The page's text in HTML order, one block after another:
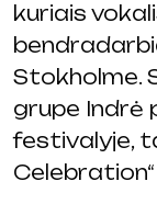
kuriais
Stokholme.
grupe Indrė
festivalyje,
Celebration“